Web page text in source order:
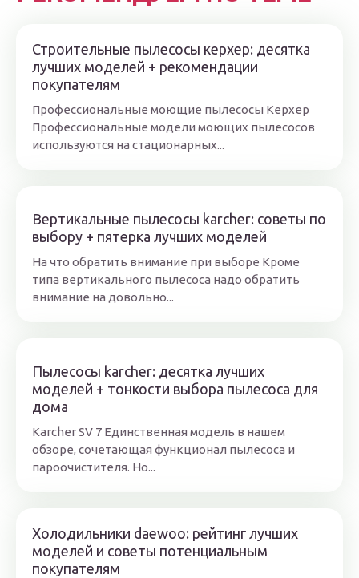
Строительные пылесосы керхер: десятка
лучших моделей + рекомендации
покупателям
Профессиональные моющие пылесосы Керхер
Профессиональные модели моющих пылесосов
используются на стационарных...
Вертикальные пылесосы karcher: советы по
выбору + пятерка лучших моделей
На что обратить внимание при выборе Кроме
типа вертикального пылесоса надо обратить
внимание на довольно...
Пылесосы karcher: десятка лучших
моделей + тонкости выбора пылесоса для
дома
Karcher SV 7 Единственная модель в нашем
обзоре, сочетающая функционал пылесоса и
пароочистителя. Но...
Холодильники daewoo: рейтинг лучших
моделей и советы потенциальным
покупателям